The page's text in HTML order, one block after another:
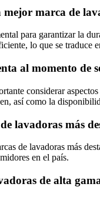
marca de
para garantizar la
lo que se traduce
al momento
considerar
así como la
lavadoras más
de lavadoras más
en el país.
de alta